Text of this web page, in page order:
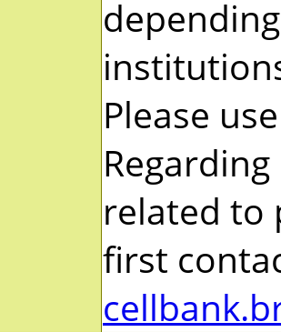
Please
related to
first